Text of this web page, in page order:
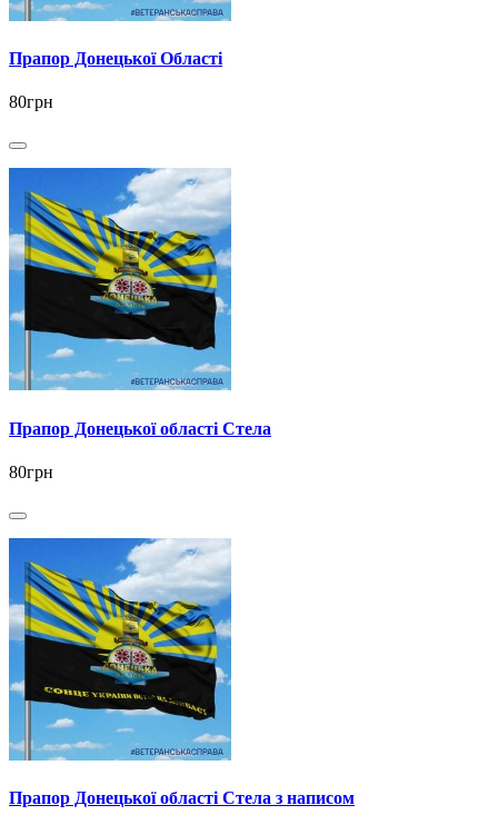
Прапор Донецької Області
80грн
Прапор Донецької області Стела
80грн
Прапор Донецької області Стела з написом